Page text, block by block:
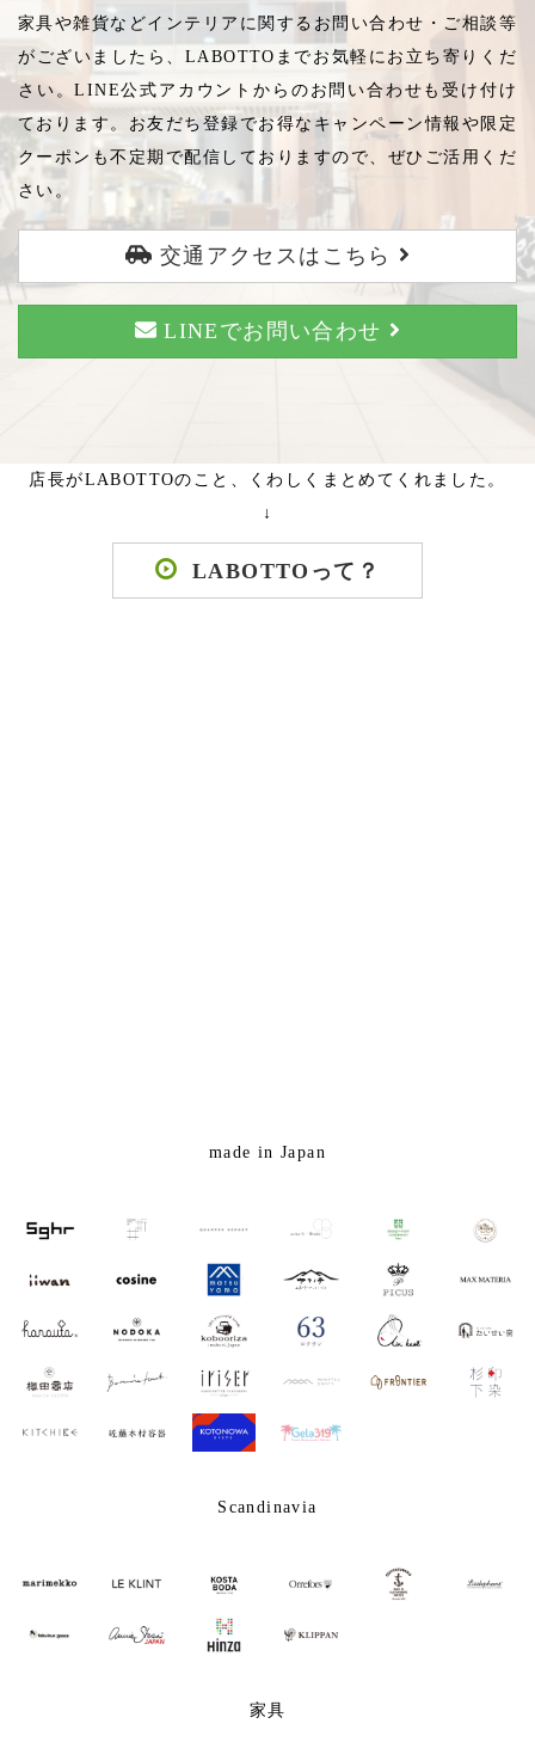
家具や雑貨などインテリアに関するお問い合わせ・ご相談等
がございましたら、LABOTTOまでお気軽にお立ち寄りくだ
さい。LINE公式アカウントからのお問い合わせも受け付け
ております。お友だち登録でお得なキャンペーン情報や限定
クーポンも不定期で配信しておりますので、ぜひご活用くだ
さい。
交通アクセスはこちら
LINEでお問い合わせ
店長がLABOTTOのこと、くわしくまとめてくれました。
↓
LABOTTOって？
made in Japan
Scandinavia
家具